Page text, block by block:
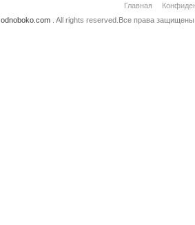
Главная
odnoboko.com. All rights reserved.Все права защищены.